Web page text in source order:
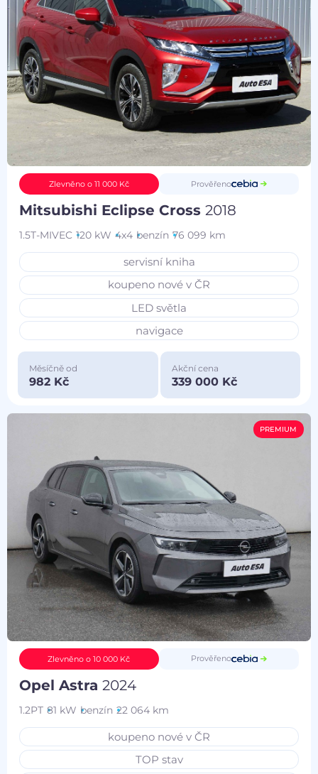
Zlevněno o 11 000 Kč Prověřeno
Mitsubishi Eclipse Cross2018
1.5T-MIVEC 120 kW 4x4 benzín 76 099 km
servisní kniha
koupeno nové v ČR
LED světla
navigace
Měsíčně od
982 Kč
Akční cena
339 000 Kč
PREMIUM
Zlevněno o 10 000 Kč Prověřeno
Opel Astra2024
1.2PT 81 kW benzín 22 064 km
koupeno nové v ČR
TOP stav